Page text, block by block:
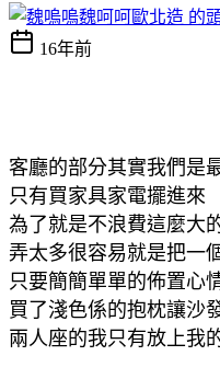
16年前
客廳的部分其實我們是
只有買家具家電擺進來
為了就是不浪費這麼大
弄太多很容易就是把一
只要簡簡單單的佈置心
買了淺色係的抱枕讓沙
兩人座的我只有放上我